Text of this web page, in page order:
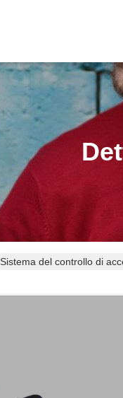
Sistema del controllo di